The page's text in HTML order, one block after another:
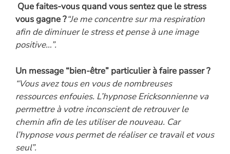
Que faites-vous quand vous sentez que le stress
vous gagne ?“Je me concentre sur ma respiration
afin de diminuer le stress et pense à une image
positive…”.
Un message “bien-être” particulier à faire passer ?
“Vous avez tous en vous de nombreuses
ressources enfouies. L’hypnose Ericksonnienne va
permettre à votre inconscient de retrouver le
chemin afin de les utiliser de nouveau. Car
l’hypnose vous permet de réaliser ce travail et vous
seul”.